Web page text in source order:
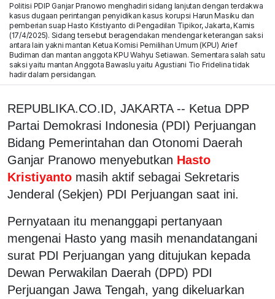
Politisi PDIP Ganjar Pranowo menghadiri sidang lanjutan dengan terdakwa
kasus dugaan perintangan penyidikan kasus korupsi Harun Masiku dan
pemberian suap Hasto Kristiyanto di Pengadilan Tipikor, Jakarta, Kamis
(17/4/2025). Sidang tersebut beragendakan mendengar keterangan saksi
antara lain yakni mantan Ketua Komisi Pemilihan Umum (KPU) Arief
Budiman dan mantan anggota KPU Wahyu Setiawan. Sementara salah satu
saksi yaitu mantan Anggota Bawaslu yaitu Agustiani Tio Fridelina tidak
hadir dalam persidangan.
REPUBLIKA.CO.ID, JAKARTA -- Ketua DPP
Partai Demokrasi Indonesia (PDI) Perjuangan
Bidang Pemerintahan dan Otonomi Daerah
Ganjar Pranowo menyebutkan Hasto
Kristiyanto masih aktif sebagai Sekretaris
Jenderal (Sekjen) PDI Perjuangan saat ini.
Pernyataan itu menanggapi pertanyaan
mengenai Hasto yang masih menandatangani
surat PDI Perjuangan yang ditujukan kepada
Dewan Perwakilan Daerah (DPD) PDI
Perjuangan Jawa Tengah, yang dikeluarkan